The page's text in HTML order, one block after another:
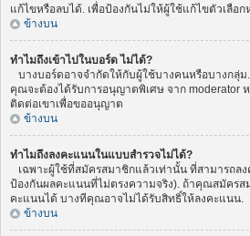
แก้ไขหรือลบได้. เพื่อป้องกันไม่ให้ผู้ใช้แก้ไขตัวเลือ
ข้างบน
ทำไมถึงเข้าไปในบอร์ด ไม่ได้?
บางบอร์ดอาจจำกัดให้กับผู้ใช้บางคนหรือบางกลุ่ม
คุณจะต้องได้รับการอนุญาตพิเศษ จาก moderator
ติดต่อเขาเพื่อขออนุญาต
ข้างบน
ทำไมถึงลงคะแนนในแบบสำรวจไม่ได้?
เฉพาะผู้ใช้ที่สมัครสมาชิกแล้วเท่านั้น ที่สามารถล
ป้องกันผลคะแนนที่ไม่ตรงความจริง). ถ้าคุณสมัครส
คะแนนได้ บางทีคุณอาจไม่ได้รับสิทธิ์ให้ลงคะแนน.
ข้างบน